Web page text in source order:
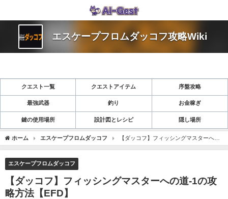
エスケープフロムダッコフ攻略Wiki
クエスト一覧 クエストアイテム 序盤攻略
最強武器 釣り お金稼ぎ
鍵の使用場所 設計図とレシピ 隠し場所
ホーム エスケープフロムダッコフ
【ダッコフ】フィッシングマスターへの
道-1の攻略方法【EFD】
エスケープフロムダッコフ
【ダッコフ】フィッシングマスターへの道-1の攻
略方法【EFD】